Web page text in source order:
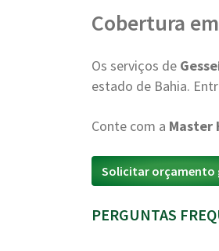
Cobertura
Os serviços de
estado de Bahia.
Conte com a Master
Solicitar
PERGUNTAS